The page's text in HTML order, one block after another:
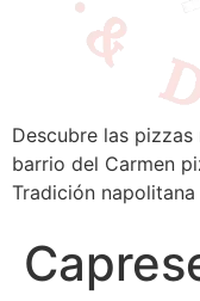
Descubre las
barrio del Carmen
Tradición